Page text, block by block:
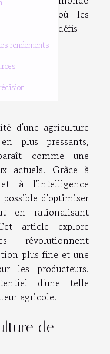
rendements
où les
défis
d'une agriculture
plus pressants,
comme une
actuels. Grâce à
à l'intelligence
d'optimiser
en rationalisant
article explore
révolutionnent
plus fine et une
les producteurs.
d'une telle
agricole.
de